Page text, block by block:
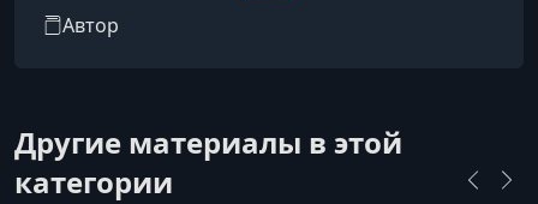
Автор
Другие материалы в этой
категории